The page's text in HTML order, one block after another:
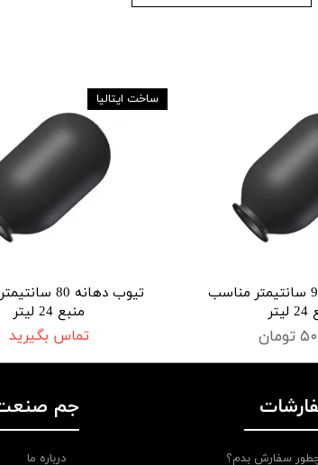
تیوب دهانه 90 سانتیمتر مناسب
تیوب دهانه 80
منبع 24 لیتر
تماس بگیرید
ساخت ایتالیا
سفارش بدم؟
جم
درباره ما